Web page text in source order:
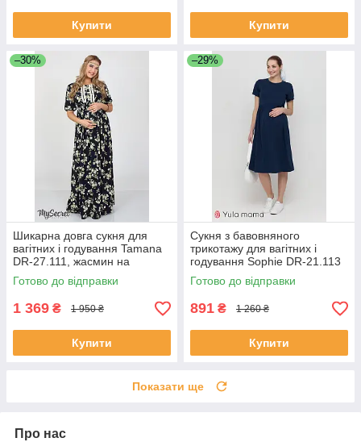
Купити Купити
–30%
Шикарна довга сукня для
вагітних і годування Tamana
DR-27.111, жасмин на
синьому, розмір 46
Готово до відправки
1 369 ₴ 1 950 ₴
Купити
–29%
Сукня з бавовняного
трикотажу для вагітних і
годування Sophie DR-21.113
синя
Готово до відправки
891 ₴ 1 260 ₴
Купити
Показати ще
Про нас